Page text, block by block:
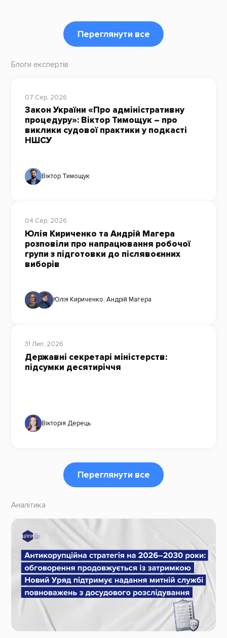
Переглянути все
Блоги експертів
07 Сер, 2026
Закон України «Про адміністративну
процедуру»: Віктор Тимощук – про
виклики судової практики у подкасті
НШСУ
Віктор Тимощук
04 Сер, 2026
Юлія Кириченко та Андрій Магера
розповіли про напрацювання робочої
групи з підготовки до післявоєнних
виборів
Юлія Кириченко, Андрій Магера
31 Лип, 2026
Державні секретарі міністерств:
підсумки десятиріччя
Вікторія Дерець
Переглянути все
Аналітика